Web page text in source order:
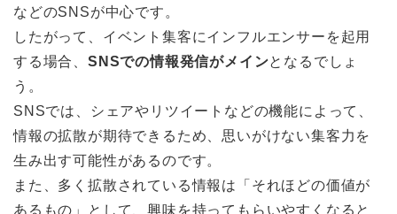
などのSNSが中心です。
したがって、イベント集客にインフルエンサーを起用
する場合、 SNSでの情報発信がメインとなるでしょ
う。
SNSでは、シェアやリツイートなどの機能によって、
情報の拡散が期待できるため、思いがけない集客力を
生み出す可能性があるのです。
また、多く拡散されている情報は「それほどの価値が
あるもの」として、興味を持ってもらいやすくなると